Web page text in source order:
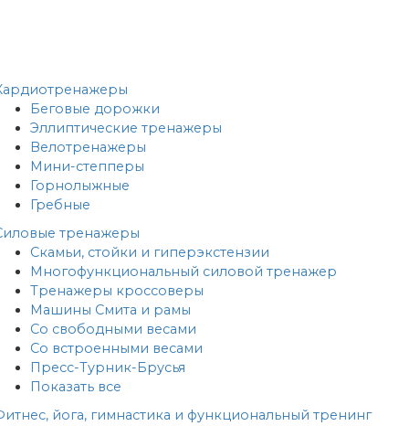
Беговые дорожки
Эллиптические тренажеры
Велотренажеры
Мини-степперы
Горнолыжные
Гребные
тренажеры
Скамьи, стойки и гиперэкстензии
Многофункциональный силовой тренажер
Тренажеры кроссоверы
Машины Смита и рамы
Со свободными весами
Со встроенными весами
Пресс-Турник-Брусья
Показать все
йога, гимнастика и функциональный тренинг